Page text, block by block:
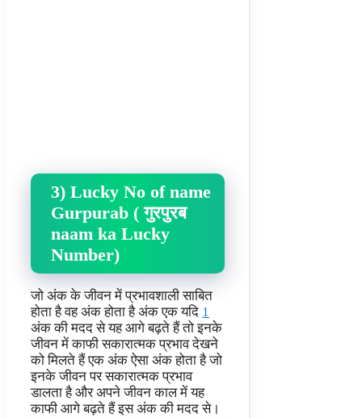
3) Lucky No of name
Gurpurab ( गुरपुरब
naam ka Lucky
Number)
जो अंक के जीवन में प्रभावशाली साबित
होता है वह अंक होता है अंक एक यदि 1
अंक की मदद से यह आगे बढ़ते हैं तो इनके
जीवन में काफी सकारात्मक प्रभाव देखने
को मिलते हैं एक अंक ऐसा अंक होता है जो
इनके जीवन पर सकारात्मक प्रभाव
डालता है और अपने जीवन काल में यह
काफी आगे बढ़ते हैं इस अंक की मदद से।